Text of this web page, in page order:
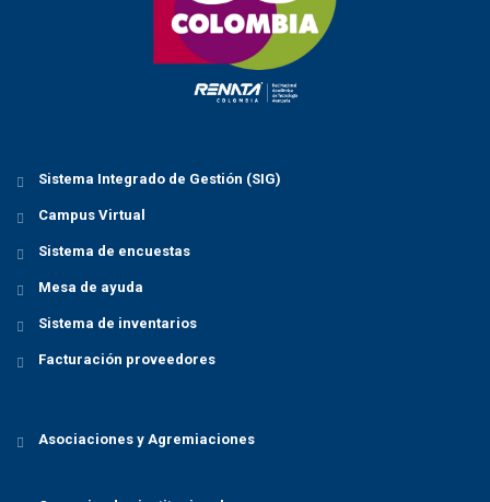
Sistema Integrado de Gestión (SIG)
Campus Virtual
Sistema de encuestas
Mesa de ayuda
Sistema de inventarios
Facturación proveedores
Asociaciones y Agremiaciones